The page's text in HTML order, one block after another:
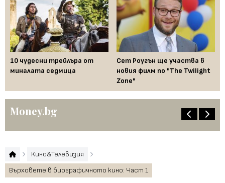
10 чудесни трейлъра от
миналата седмица
Сет Роугън ще участва в
новия филм по "The Twilight
Zone"
Money.bg
Кино&Телевизия
Върховете в биографичното кино: Част 1